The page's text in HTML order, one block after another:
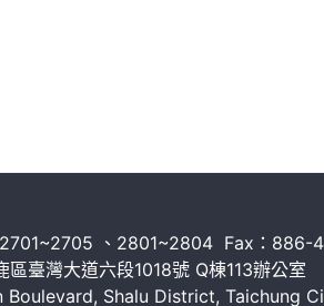
、2801~2804 Fax：
臺灣大道六段1018號 Q棟113辦公室
Boulevard, Shalu District, Taichung